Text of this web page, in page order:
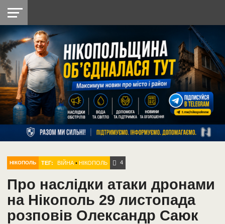
НІКОПОЛЬ
РАЙОН
СІЧЕСЛАВСЬКА
УКРАЇНА
РЕТРО
НІКОПОЛЬ
ЛАЙТ
УКРАЇНА
ДОПОМОГА
РАДІО
НІКОПОЛЬ ТЕГ: ВІЙНА •НІКОПОЛЬ 4
Про наслідки атаки дронами
на Нікополь 29 листопада
розповів Олександр Саюк